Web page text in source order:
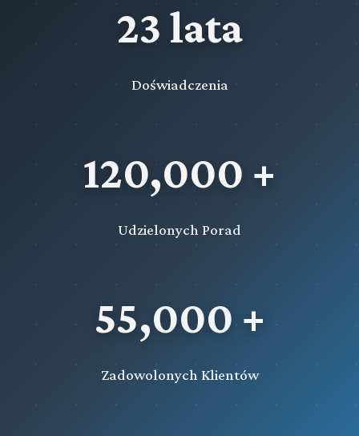
23 lata
Doświadczenia
120,000 +
Udzielonych Porad
55,000 +
Zadowolonych Klientów